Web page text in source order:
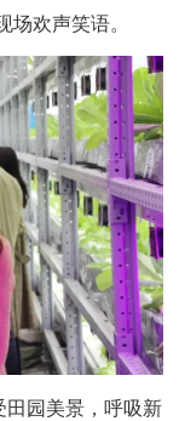
场欢声笑语。
田园美景，呼吸新